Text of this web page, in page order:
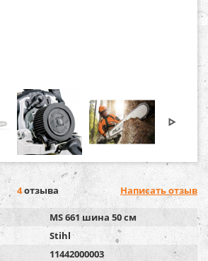
4отзыва Написать отзыв
MS 661 шина 50 см
Stihl
11442000003